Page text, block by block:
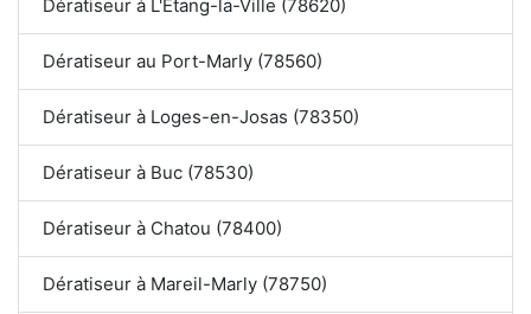
Dératiseur à L'Étang-la-Ville (78620)
Dératiseur au Port-Marly (78560)
Dératiseur à Loges-en-Josas (78350)
Dératiseur à Buc (78530)
Dératiseur à Chatou (78400)
Dératiseur à Mareil-Marly (78750)